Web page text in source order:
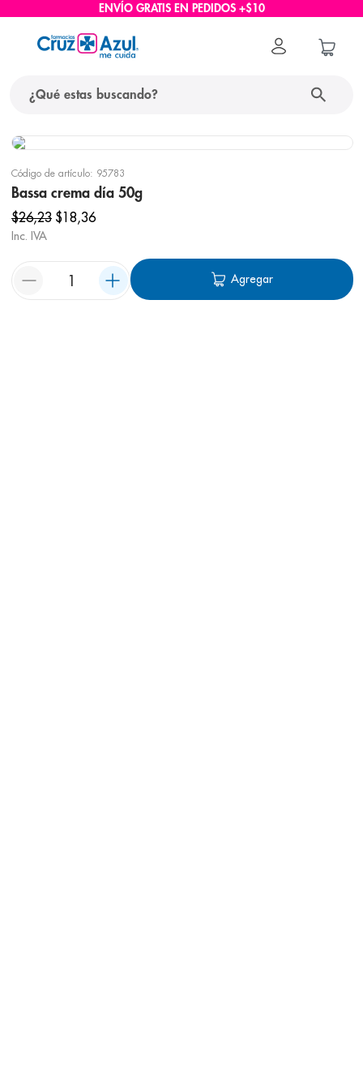
ENVÍO GRATIS EN PEDIDOS +$10
Código de artículo: 95783
Bassa crema día 50g
$26,23 $18,36
Inc. IVA
Agregar